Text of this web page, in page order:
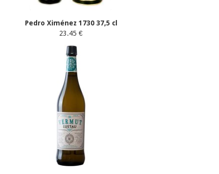
Pedro Ximénez 1730 37,5 cl
23.45 €